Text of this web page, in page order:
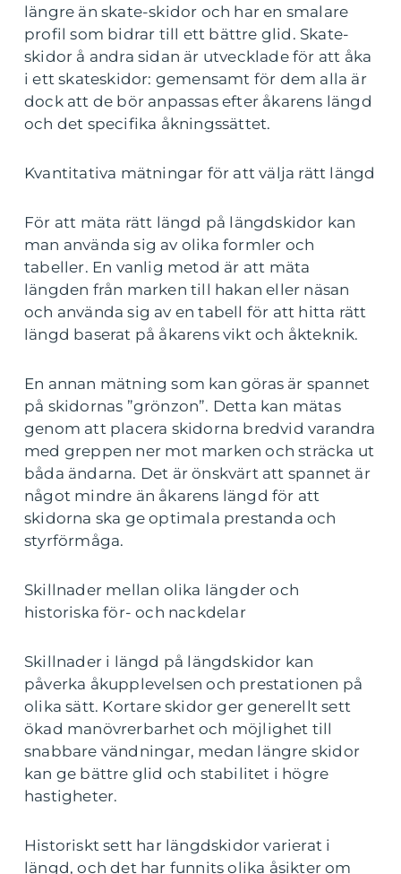
längre än skate-skidor och har en smalare
profil som bidrar till ett bättre glid. Skate-
skidor å andra sidan är utvecklade för att åka
i ett skateskidor: gemensamt för dem alla är
dock att de bör anpassas efter åkarens längd
och det specifika åkningssättet.
Kvantitativa mätningar för att välja rätt längd
För att mäta rätt längd på längdskidor kan
man använda sig av olika formler och
tabeller. En vanlig metod är att mäta
längden från marken till hakan eller näsan
och använda sig av en tabell för att hitta rätt
längd baserat på åkarens vikt och åkteknik.
En annan mätning som kan göras är spannet
på skidornas ”grönzon”. Detta kan mätas
genom att placera skidorna bredvid varandra
med greppen ner mot marken och sträcka ut
båda ändarna. Det är önskvärt att spannet är
något mindre än åkarens längd för att
skidorna ska ge optimala prestanda och
styrförmåga.
Skillnader mellan olika längder och
historiska för- och nackdelar
Skillnader i längd på längdskidor kan
påverka åkupplevelsen och prestationen på
olika sätt. Kortare skidor ger generellt sett
ökad manövrerbarhet och möjlighet till
snabbare vändningar, medan längre skidor
kan ge bättre glid och stabilitet i högre
hastigheter.
Historiskt sett har längdskidor varierat i
längd, och det har funnits olika åsikter om